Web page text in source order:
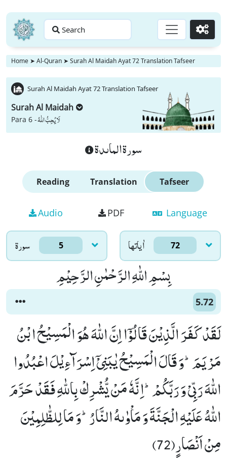
Search Go
Home ➤ Al-Quran ➤ Surah Al Maidah Ayat 72 Translation Tafseer
Surah Al Maidah Ayat 72 Translation Tafseer
Surah Al Maidah
Para 6 -لَا یُحِبُّ اللّٰهُ
سورة الماىدة
Reading Translation Tafseer
Audio PDF Language
سورۃ 5 اٰياتها 72
بِسْمِ اللّٰهِ الرَّحْمٰنِ الرَّحِیْمِ
5.72
لَقَدْ كَفَرَ الَّذِیْنَ قَالُوْۤا اِنَّ اللّٰهَ هُوَ الْمَسِیْحُ ابْنُ
مَرْیَمَؕ-وَ قَالَ الْمَسِیْحُ یٰبَنِیْۤ اِسْرَآءِیْلَ اعْبُدُوا
اللّٰهَ رَبِّیْ وَ رَبَّكُمْؕ-اِنَّهٗ مَنْ یُّشْرِكْ بِاللّٰهِ فَقَدْ حَرَّمَ
اللّٰهُ عَلَیْهِ الْجَنَّةَ وَ مَاْوٰىهُ النَّارُؕ-وَ مَا لِلظّٰلِمِیْنَ
مِنْ اَنْصَارٍ(72)